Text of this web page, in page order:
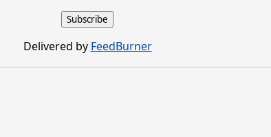
Delivered by FeedBurner